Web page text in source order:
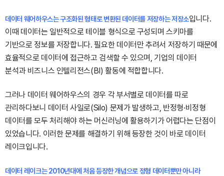
데이터 웨어하우스는 구조화된 형태로 변환된 데이터를 저장하는 저장소입니다.
이때 데이터는 일반적으로 테이블 형식으로 구성되며 스키마를
기반으로 정보를 저장합니다. 필요한 데이터만 추려서 저장하기 때문에
효율적으로 데이터에 접근하고 검색할 수 있으며, 기업의 데이터
분석과 비즈니스 인텔리전스(BI) 활동에 적합합니다.
그러나 데이터 웨어하우스의 경우 각 부서별로 데이터를 따로
관리하다보니 데이터 사일로(Silo) 문제가 발생하고, 반정형·비정형
데이터를 모두 처리해야 하는 머신러닝에활용하기가 어렵다는 단점이
있었습니다. 이러한 문제를 해결하기 위해 등장한 것이 바로 데이터
레이크입니다.
데이터 레이크는 2010년대에 처음 등장한 개념으로 정형 데이터뿐만 아니라